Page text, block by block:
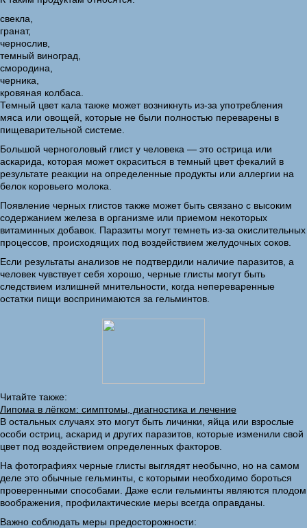
свекла,
гранат,
чернослив,
темный виноград,
смородина,
черника,
кровяная колбаса.
Темный цвет кала также может возникнуть из-за употребления
мяса или овощей, которые не были полностью переварены в
пищеварительной системе.
Большой черноголовый глист у человека — это острица или
аскарида, которая может окраситься в темный цвет фекалий в
результате реакции на определенные продукты или аллергии на
белок коровьего молока.
Появление черных глистов также может быть связано с высоким
содержанием железа в организме или приемом некоторых
витаминных добавок. Паразиты могут темнеть из-за окислительных
процессов, происходящих под воздействием желудочных соков.
Если результаты анализов не подтвердили наличие паразитов, а
человек чувствует себя хорошо, черные глисты могут быть
следствием излишней мнительности, когда непереваренные
остатки пищи воспринимаются за гельминтов.
Читайте также:
Липома в лёгком: симптомы, диагностика и лечение
В остальных случаях это могут быть личинки, яйца или взрослые
особи остриц, аскарид и других паразитов, которые изменили свой
цвет под воздействием определенных факторов.
На фотографиях черные глисты выглядят необычно, но на самом
деле это обычные гельминты, с которыми необходимо бороться
проверенными способами. Даже если гельминты являются плодом
воображения, профилактические меры всегда оправданы.
Важно соблюдать меры предосторожности: